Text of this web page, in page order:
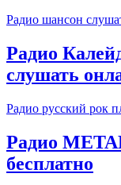
Радио шансон
Радио
слушать
Радио русский рок
Радио
бесплатно